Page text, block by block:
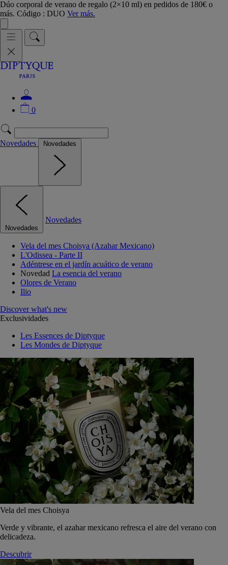
Dúo corporal de verano de regalo (2×10 ml) en pedidos de 180€ o
más. Código : DUO Ver más.
0
Novedades Novedades
Novedades
Novedades
Vela del mes Choisya (Azahar Mexicano)
L'Odissea - Parte II
Adéntrese en el jardín acuático de verano
Novedad La esencia del verano
Olores de Verano
Ilio
Discover what's new
Exclusividades
Les Essences de Diptyque
Les Mondes de Diptyque
Vela del mes Choisya
Verde y vibrante, el azahar mexicano refresca el aire del verano con
delicadeza.
Descubrir